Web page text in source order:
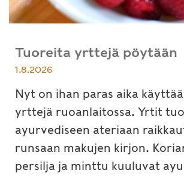
Tuoreita yrttejä pöytään
1.8.2026
Nyt on ihan paras aika
yrttejä ruoanlaitossa. Yrtit
ayurvediseen ateriaan
runsaan makujen kirjon.
persilja ja minttu kuuluvat